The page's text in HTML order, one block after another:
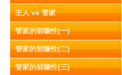
主人 vs 管家
管家的前瞻性(一)
管家的前瞻性(二)
管家的前瞻性(三)